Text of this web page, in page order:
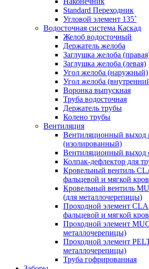
Standard Переходник
Угловой элемент 135˚
Водосточная система Каскад
Желоб водосточный
Держатель желоба
Заглушка желоба
Заглушка желоба (левая)
Угол желоба (наружный)
Угол желоба
Воронка выпускная
Труба водосточная
Держатель трубы
Колено трубы
Вентиляция
Вентиляционный выход
(изолированный)
Вентиляционный выход
Колпак-дефлектор для
Кровельный вентиль
фальцевой и мягкой
Кровельный вентиль
(для металлочерепицы)
Проходной элемент
фальцевой и мягкой
Проходной элемент
металлочерепицы)
Проходной элемент
металлочерепицы)
Труба гофрированная